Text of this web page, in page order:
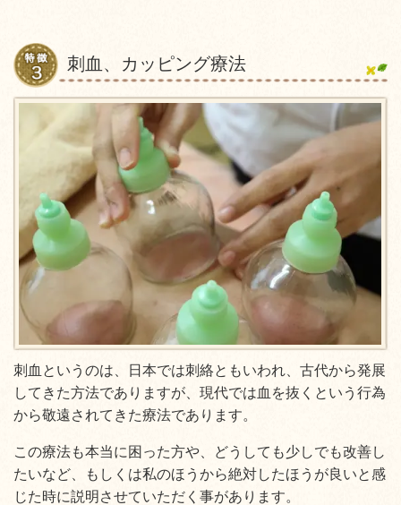
刺血、カッピング療法
刺血というのは、日本では刺絡ともいわれ、古代から発展
してきた方法でありますが、現代では血を抜くという行為
から敬遠されてきた療法であります。
この療法も本当に困った方や、どうしても少しでも改善し
たいなど、もしくは私のほうから絶対したほうが良いと感
じた時に説明させていただく事があります。